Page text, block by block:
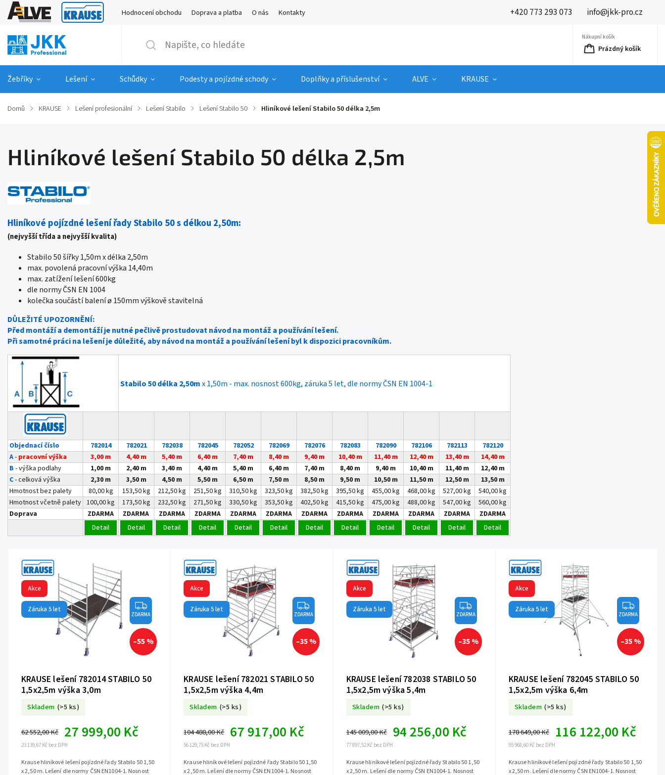
+420 773 293 073 info@jkk-pro.cz
Hodnocení obchodu Doprava a platba O nás Kontakty
Nákupní košík
Prázdný košík
Žebříky Lešení Schůdky Podesty a pojízdné schody Doplňky a příslušenství ALVE KRAUSE
Domů / KRAUSE / Lešení profesionální / Lešení Stabilo / Lešení Stabilo 50 / Hliníkové lešení Stabilo 50 délka 2,5m
Hliníkové lešení Stabilo 50 délka 2,5m
Hliníkové pojízdné lešení řady Stabilo 50 s délkou 2,50m:
(nejvyšší třída a nejvyšší kvalita)
Stabilo 50 šířky 1,50m x délka 2,50m
max. povolená pracovní výška 14,40m
max. zatížení lešení 600kg
dle normy ČSN EN 1004
kolečka součástí baleníø 150mm výškově stavitelná
DŮLEŽITÉ UPOZORNĚNÍ:
Před montáží a demontáží je nutné pečlivě prostudovat návod na montáž a používání lešení.
Při samotné práci na lešení je důležité, aby návod na montáž a používání lešení byl k dispozici pracovníkům.
Stabilo 50 délka 2,50mx 1,50m - max. nosnost 600kg, záruka 5 let, dle normy ČSN EN 1004-1
Objednací číslo 782014 782021 782038 782045 782052 782069 782076 782083 782090 782106 782113
782120
A- pracovní výška 3,00 m 4,40 m 5,40 m 6,40 m 7,40 m 8,40 m 9,40 m 10,40 m 11,40 m 12,40 m 13,40 m
14,40 m
B - výška podlahy 1,00 m 2,40 m 3,40 m 4,40 m 5,40 m 6,40 m 7,40 m 8,40 m 9,40 m 10,40 m 11,40 m
12,40 m
C- celková výška 2,30 m 3,50 m 4,50 m 5,50 m 6,50 m 7,50 m 8,50 m 9,50 m 10,50 m 11,50 m 12,50 m
13,50 m
Hmotnost bez palety
80,00 kg 153,50 kg 212,50 kg 251,50 kg 310,50 kg 323,50 kg 382,50 kg 395,50 kg 455,00 kg 468,00 kg 527,00 kg
540,00 kg
Hmotnost včetně palety 100,00 kg 173,50 kg 232,50 kg 271,50 kg 330,50 kg 353,50 kg 402,50 kg 415,50 kg 475,00 kg 488,00 kg 547,00 kg
560,00 kg
Doprava
ZDARMA ZDARMA ZDARMA ZDARMA ZDARMA ZDARMA ZDARMA ZDARMA ZDARMA ZDARMA ZDARMA
ZDARMA
Detail
Detail Detail Detail Detail Detail Detail Detail Detail Detail Detail Detail
Akce
Záruka 5 let
ZDARMA
–55 %
KRAUSE lešení 782014 STABILO 50
1,5x2,5m výška 3,0m
Skladem (>5 ks)
23 139,67 Kč bez DPH
62 552,00 Kč 27 999,00 Kč
Krause hliníkové lešení pojízdné řady Stabilo 50 1,50
x 2,50 m. Lešení dle normy ČSN EN1004-1. Nosnost
Akce
Záruka 5 let
ZDARMA
–35 %
KRAUSE lešení 782021 STABILO 50
1,5x2,5m výška 4,4m
Skladem (>5 ks)
56 129,75 Kč bez DPH
104 488,00 Kč 67 917,00 Kč
Krause hliníkové lešení pojízdné řady Stabilo 50 1,50
x 2,50 m. Lešení dle normy ČSN EN1004-1. Nosnost
Akce
Záruka 5 let
ZDARMA
–35 %
KRAUSE lešení 782038 STABILO 50
1,5x2,5m výška 5,4m
Skladem (>5 ks)
77 897,52 Kč bez DPH
145 009,00 Kč 94 256,00 Kč
Krause hliníkové lešení pojízdné řady Stabilo 50 1,50
x 2,50 m. Lešení dle normy ČSN EN1004-1. Nosnost
Akce
Záruka 5 let
ZDARMA
–35 %
KRAUSE lešení 782045 STABILO 50
1,5x2,5m výška 6,4m
Skladem (>5 ks)
95 968,60 Kč bez DPH
178 649,00 Kč 116 122,00 Kč
Krause hliníkové lešení pojízdné řady Stabilo 50 1,50
x 2,50 m. Lešení dle normy ČSN EN1004-1. Nosnost